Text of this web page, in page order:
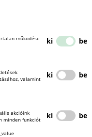
működése
ki be
valamint
ki be
akcióink
minden funkciót
ki be
IDE kattintva:
a vállalkozásokat az
az érintettek
terv kialakításáig.